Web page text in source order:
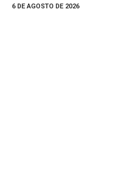
6 DE AGOSTO DE 2026